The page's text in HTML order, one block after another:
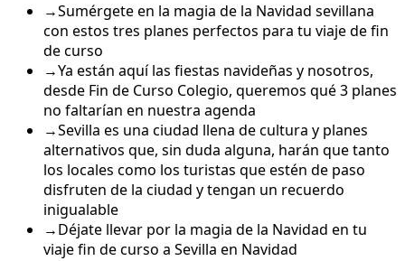
→Sumérgete en la magia de la Navidad sevillana
con estos tres planes perfectos para tu viaje de fin
de curso
→Ya están aquí las fiestas navideñas y nosotros,
desde Fin de Curso Colegio, queremos qué 3 planes
no faltarían en nuestra agenda
→Sevilla es una ciudad llena de cultura y planes
alternativos que, sin duda alguna, harán que tanto
los locales como los turistas que estén de paso
disfruten de la ciudad y tengan un recuerdo
inigualable
→Déjate llevar por la magia de la Navidad en tu
viaje fin de curso a Sevilla en Navidad